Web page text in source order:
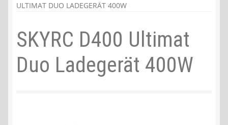
Mein Konto
Recycling, Entsorgung und Umwelt
Shop
Warenkorb
ULTIMAT DUO LADEGERÄT 400W
SKYRC D400 Ultimat
Duo Ladegerät 400W